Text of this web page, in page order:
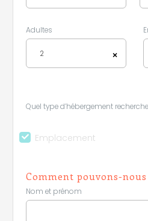
Adultes
×
2
Quel type d’hébergement
Emplacement
Comment pouvons-
Nom et prénom